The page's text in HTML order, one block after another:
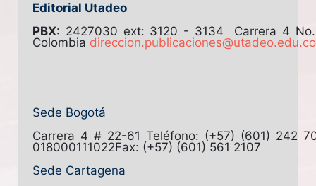
Editorial Utadeo
PBX: 2427030 ext: 3120 - 3134 Carrera 4
Colombia direccion.publicaciones@utadeo.edu.co
Sede Bogotá
Carrera 4 # 22-61Teléfono: (+57) (601) 242
018000111022Fax: (+57) (601) 561 2107
Sede Cartagena